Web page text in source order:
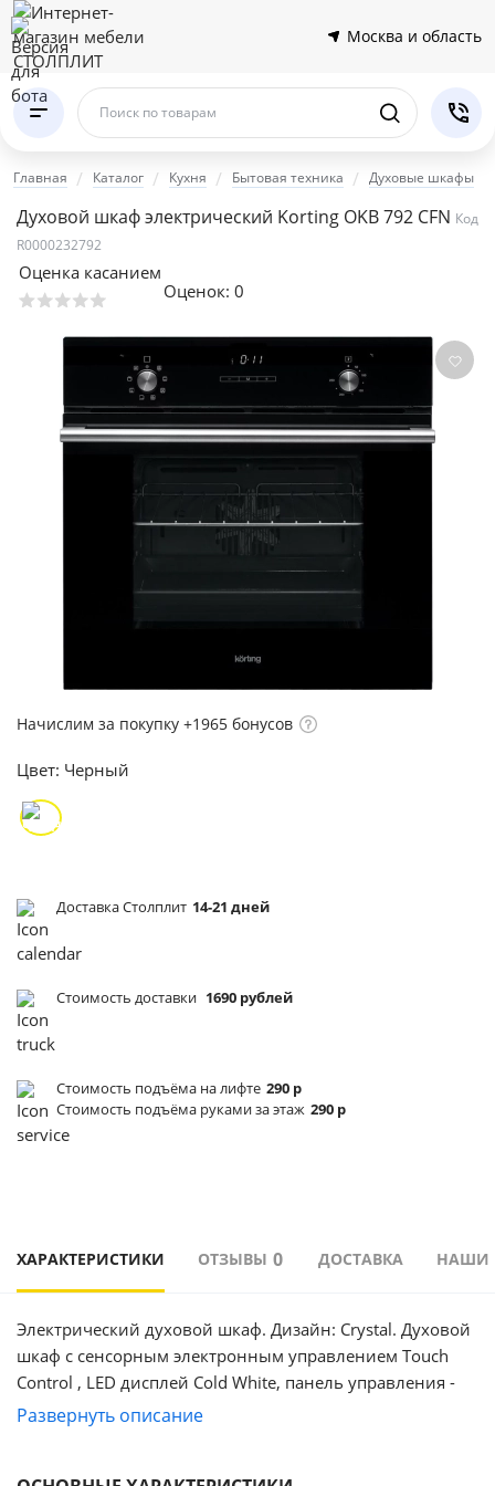
Москва и область
Поиск по товарам
Главная Каталог Кухня Бытовая техника Духовые шкафы
Духовой шкаф электрический Korting OKB 792 CFN Код
R0000232792
Оценка касанием
Оценок: 0
Начислим за покупку +1965 бонусов
Цвет: Черный
Доставка Столплит 14-21 дней
Стоимость доставки 1690 рублей
Стоимость подъёма на лифте 290 р
Стоимость подъёма руками за этаж 290 р
ХАРАКТЕРИСТИКИ ОТЗЫВЫ 0 ДОСТАВКА НАШИ
Электрический духовой шкаф. Дизайн: Crystal. Духовой
шкаф с сенсорным электронным управлением Touch
Control , LED дисплей Cold White, панель управления -
черное стекло, 9 режимов нагрева, объем духовки 67 л,
Развернуть описание